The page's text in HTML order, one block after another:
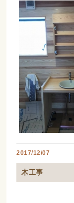
2017/12/07
木工事